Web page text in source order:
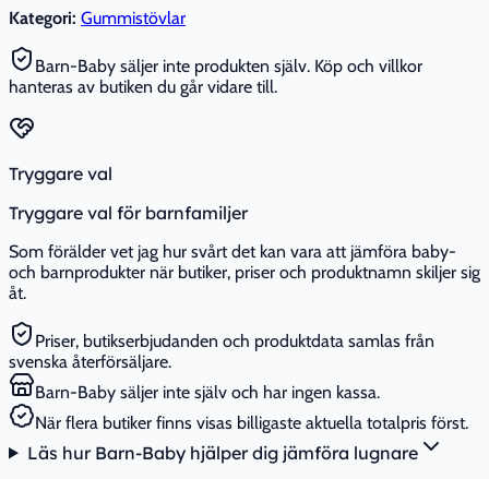
Kategori: Gummistövlar
Barn-Baby säljer inte produkten själv. Köp och villkor
hanteras av butiken du går vidare till.
Tryggare val
Tryggare val för barnfamiljer
Som förälder vet jag hur svårt det kan vara att jämföra baby-
och barnprodukter när butiker, priser och produktnamn skiljer sig
åt.
Priser, butikserbjudanden och produktdata samlas från
svenska återförsäljare.
Barn-Baby säljer inte själv och har ingen kassa.
När flera butiker finns visas billigaste aktuella totalpris först.
Läs hur Barn-Baby hjälper dig jämföra lugnare